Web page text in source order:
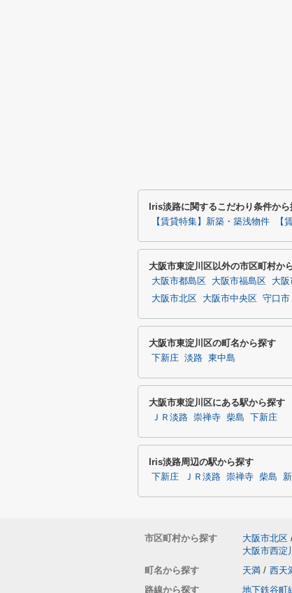
Iris淡路に関するこだわり条件から
【賃貸特集】新築・築浅物件 【
大阪市東淀川区以外の市区町村か
大阪市都島区 大阪市福島区 大阪
大阪市北区
大阪市中央区 守口市
大阪市東淀川区の町名から探す
下新庄 淡路 東中島
大阪市東淀川区にある駅から探す
ＪＲ淡路 崇禅寺 柴島 下新庄
Iris淡路周辺の駅から探す
下新庄 ＪＲ淡路 崇禅寺 柴島
市区町村から探す 大阪市北区
大阪市西淀
町名から探す
天満 / 西天
路線から探す
地下鉄谷町